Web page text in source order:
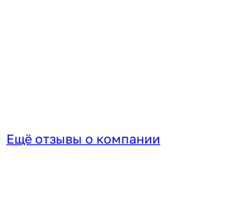
Ещё отзывы о компании